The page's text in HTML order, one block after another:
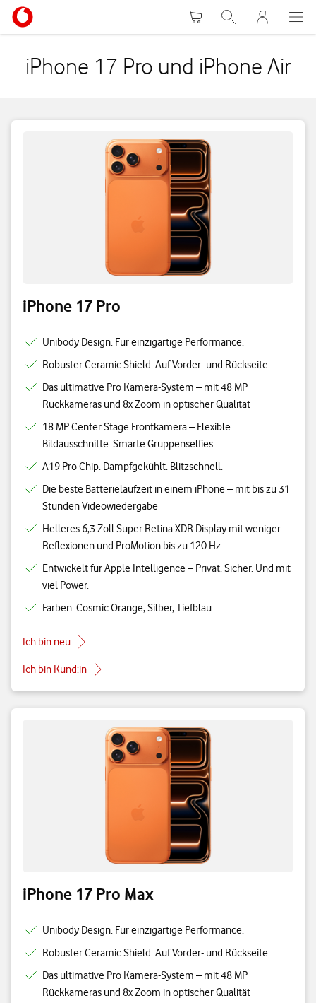
WarenkorbSuche MeinVodafone
iPhone 17 Pro und iPhone Air
iPhone 17 Pro
Unibody Design. Für einzigartige Performance.
Robuster Ceramic Shield. Auf Vorder- und Rückseite.
Das ultimative Pro Kamera-System – mit 48 MP
Rückkameras und 8x Zoom in optischer Qualität
18 MP Center Stage Frontkamera – Flexible
Bildausschnitte. Smarte Gruppenselfies.
A19 Pro Chip. Dampfgekühlt. Blitzschnell.
Die beste Batterielaufzeit in einem iPhone – mit bis zu 31
Stunden Videowiedergabe
Helleres 6,3 Zoll Super Retina XDR Display mit weniger
Reflexionen und ProMotion bis zu 120 Hz
Entwickelt für Apple Intelligence – Privat. Sicher. Und mit
viel Power.
Farben: Cosmic Orange, Silber, Tiefblau
Ich bin neu
Ich bin Kund:in
iPhone 17 Pro Max
Unibody Design. Für einzigartige Performance.
Robuster Ceramic Shield. Auf Vorder- und Rückseite
Das ultimative Pro Kamera-System – mit 48 MP
Rückkameras und 8x Zoom in optischer Qualität